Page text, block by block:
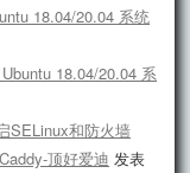
18.04/20.04 系统
18.04/20.04 系
SELinux和防火墙
顶好爱迪 发表